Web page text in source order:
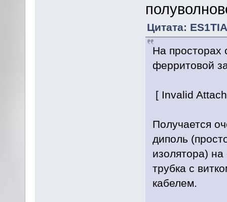
Цитата:
На просторах
ферритовой
[ Invalid
Получается
диполь
изолятора)
трубка с
кабелем.